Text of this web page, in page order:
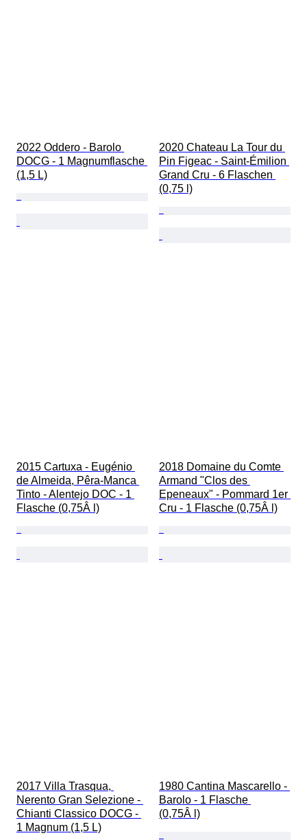
2022 Oddero - Barolo
DOCG - 1 Magnumflasche
(1,5 L)
2020 Chateau La Tour du
Pin Figeac - Saint-Émilion
Grand Cru - 6 Flaschen
(0,75 l)
2015 Cartuxa - Eugénio
de Almeida, Pêra-Manca
Tinto - Alentejo DOC - 1
Flasche (0,75Â l)
2018 Domaine du Comte
Armand "Clos des
Epeneaux" - Pommard 1er
Cru - 1 Flasche (0,75Â l)
2017 Villa Trasqua,
Nerento Gran Selezione -
Chianti Classico DOCG -
1 Magnum (1,5 L)
1980 Cantina Mascarello -
Barolo - 1 Flasche
(0,75Â l)